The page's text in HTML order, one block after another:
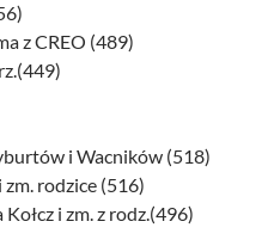
z CREO (489)
i Wacników (518)
zm. rodzice (516)
i zm. z rodz.(496)